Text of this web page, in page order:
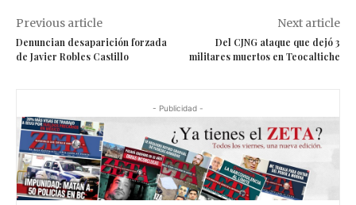
Previous article
Denuncian desaparición forzada
de Javier Robles Castillo
Next article
Del CJNG ataque que dejó 3
militares muertos en Teocaltiche
- Publicidad -